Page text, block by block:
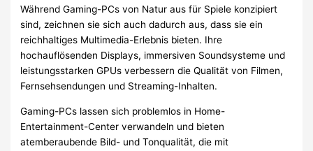
Während Gaming-PCs von Natur aus für Spiele konzipiert
sind, zeichnen sie sich auch dadurch aus, dass sie ein
reichhaltiges Multimedia-Erlebnis bieten. Ihre
hochauflösenden Displays, immersiven Soundsysteme und
leistungsstarken GPUs verbessern die Qualität von Filmen,
Fernsehsendungen und Streaming-Inhalten.
Gaming-PCs lassen sich problemlos in Home-
Entertainment-Center verwandeln und bieten
atemberaubende Bild- und Tonqualität, die mit